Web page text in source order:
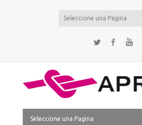
Seleccione una Pagina
Twitter Facebook
Seleccione una Pagina